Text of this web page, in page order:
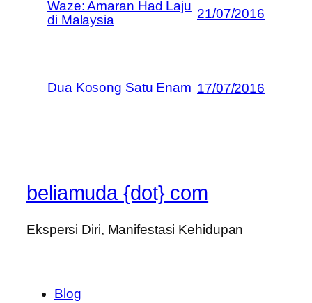
Waze: Amaran Had Laju
di Malaysia
21/07/2016
Dua Kosong Satu Enam 17/07/2016
beliamuda {dot} com
Ekspersi Diri, Manifestasi Kehidupan
Blog